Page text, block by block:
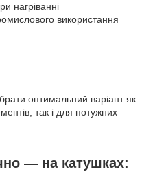
нагріванні
використання
оптимальний варіант як
так і для потужних
— на катушках: